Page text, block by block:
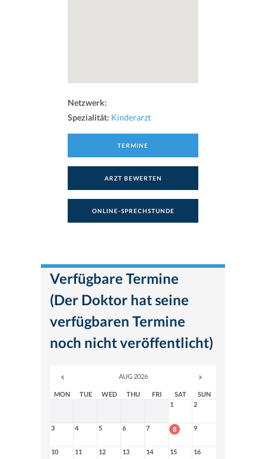
Netzwerk:
Spezialität: Kinderarzt
TERMINE
ARZT BEWERTEN
ONLINE-SPRECHSTUNDE
Verfügbare Termine
(Der Doktor hat seine
verfügbaren Termine
noch nicht veröffentlicht)
AUG 2026
MON TUE WED THU FRI SAT
SUN
1
2
3 4 5 6 7 8 9
10 11 12 13 14 15 16